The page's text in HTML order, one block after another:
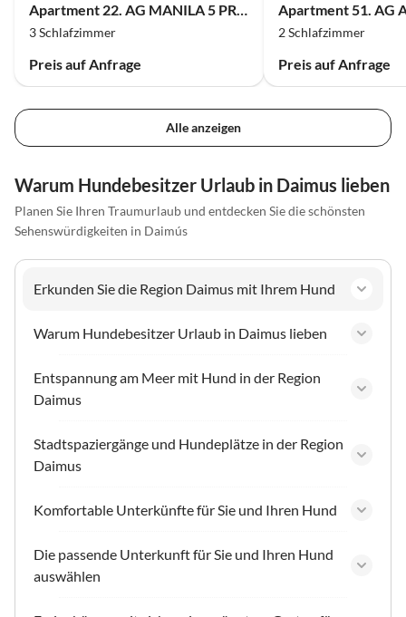
Apartment 22. AG MANILA 5 PREMIUM
3 Schlafzimmer
Preis auf Anfrage
Apartment 51. AG
2 Schlafzimmer
Preis auf Anfrage
Alle anzeigen
Warum Hundebesitzer Urlaub in Daimus lieben
Planen Sie Ihren Traumurlaub und entdecken Sie die schönsten
Sehenswürdigkeiten in Daimús
Erkunden Sie die Region Daimus mit Ihrem Hund
Warum Hundebesitzer Urlaub in Daimus lieben
Entspannung am Meer mit Hund in der Region
Daimus
Stadtspaziergänge und Hundeplätze in der Region
Daimus
Komfortable Unterkünfte für Sie und Ihren Hund
Die passende Unterkunft für Sie und Ihren Hund
auswählen